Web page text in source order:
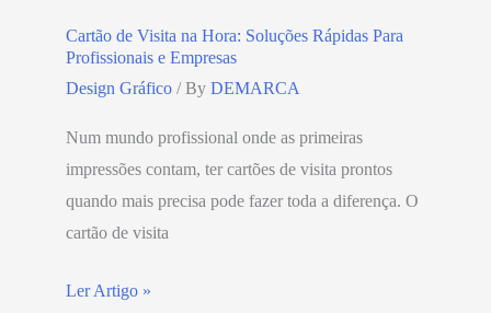
Cartão de Visita na Hora: Soluções Rápidas Para
Profissionais e Empresas
Design Gráfico / By DEMARCA
Num mundo profissional onde as primeiras
impressões contam, ter cartões de visita prontos
quando mais precisa pode fazer toda a diferença. O
cartão de visita
Ler Artigo »